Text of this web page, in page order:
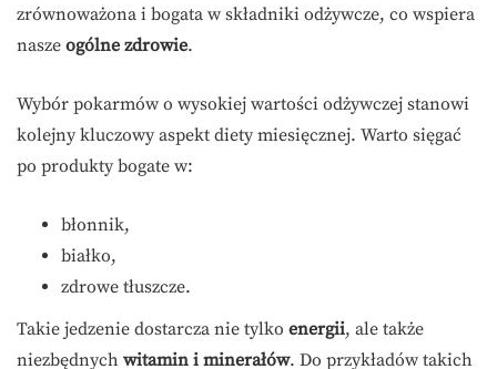
zrównoważona i bogata w składniki odżywcze, co wspiera
nasze ogólne zdrowie.
Wybór pokarmów o wysokiej wartości odżywczej stanowi
kolejny kluczowy aspekt diety miesięcznej. Warto sięgać
po produkty bogate w:
błonnik,
białko,
zdrowe tłuszcze.
Takie jedzenie dostarcza nie tylko energii, ale także
niezbędnych witamin i minerałów. Do przykładów takich